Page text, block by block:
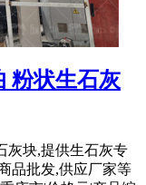
粉状生石灰
灰块,提供生石灰专
品批发,供应厂家等